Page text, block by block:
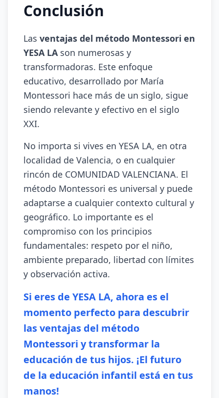
Conclusión
Las ventajas del método Montessori en
YESA LAson numerosas y
transformadoras. Este enfoque
educativo, desarrollado por María
Montessori hace más de un siglo, sigue
siendo relevante y efectivo en el siglo
XXI.
No importa si vives en YESA LA, en otra
localidad de Valencia, o en cualquier
rincón de COMUNIDAD VALENCIANA. El
método Montessori es universal y puede
adaptarse a cualquier contexto cultural y
geográfico. Lo importante es el
compromiso con los principios
fundamentales: respeto por el niño,
ambiente preparado, libertad con límites
y observación activa.
Si eres de YESA LA, ahora es el
momento perfecto para descubrir
las ventajas del método
Montessori y transformar la
educación de tus hijos. ¡El futuro
de la educación infantil está en tus
manos!